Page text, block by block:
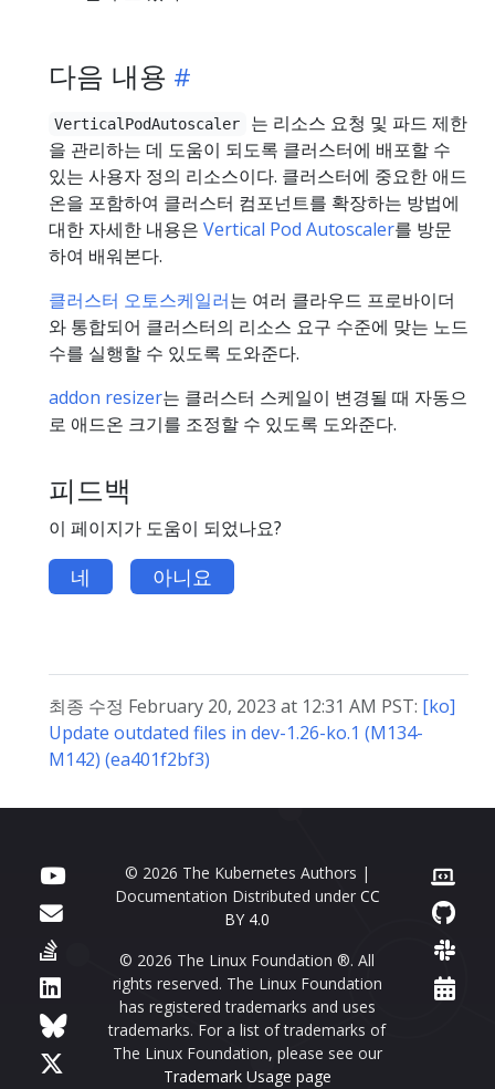
다음 내용
VerticalPodAutoscaler
는 리소스 요청 및 파드 제한
을 관리하는 데 도움이 되도록 클러스터에 배포할 수
있는 사용자 정의 리소스이다. 클러스터에 중요한 애드
온을 포함하여 클러스터 컴포넌트를 확장하는 방법에
대한 자세한 내용은 Vertical Pod Autoscaler를 방문
하여 배워본다.
클러스터 오토스케일러는 여러 클라우드 프로바이더
와 통합되어 클러스터의 리소스 요구 수준에 맞는 노드
수를 실행할 수 있도록 도와준다.
addon resizer는 클러스터 스케일이 변경될 때 자동으
로 애드온 크기를 조정할 수 있도록 도와준다.
피드백
이 페이지가 도움이 되었나요?
네 아니요
최종 수정 February 20, 2023 at 12:31 AM PST: [ko]
Update outdated files in dev-1.26-ko.1 (M134-
M142) (ea401f2bf3)
© 2026 The Kubernetes Authors |
Documentation Distributed under CC
BY 4.0
© 2026 The Linux Foundation ®. All
rights reserved. The Linux Foundation
has registered trademarks and uses
trademarks. For a list of trademarks of
The Linux Foundation, please see our
Trademark Usage page